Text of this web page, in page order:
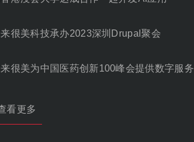
很美科技承办2023深圳Drupal聚会
很美为中国医药创新100峰会提供数字服务
看更多